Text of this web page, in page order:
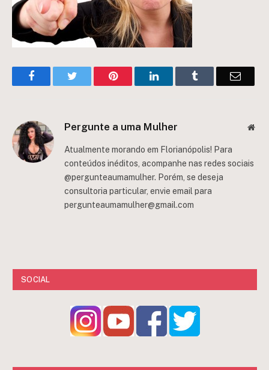
FacebookTwitter Pinterest LinkedInTumblr Email
Pergunte a uma Mulher
Atualmente morando em Florianópolis! Para
conteúdos inéditos, acompanhe nas redes sociais
@pergunteaumamulher. Porém, se deseja
consultoria particular, envie email para
pergunteaumamulher@gmail.com
SOCIAL